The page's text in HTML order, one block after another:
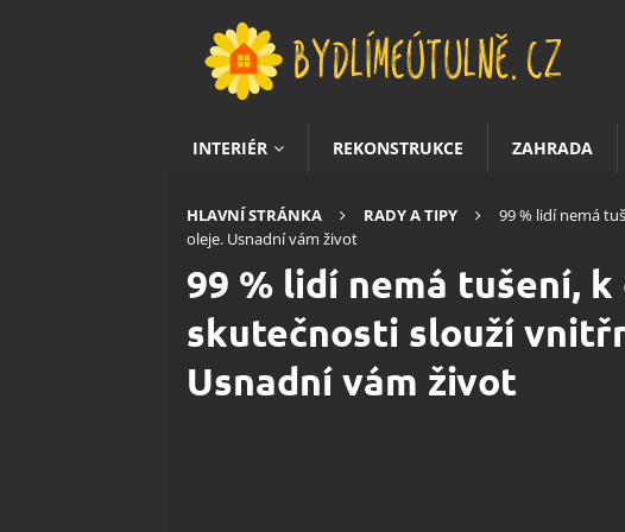
INTERIÉR REKONSTRUKCE ZAHRADA
HLAVNÍ STRÁNKA RADY A TIPY
99 % lidí nemá
oleje. Usnadní vám život
99 % lidí nemá tušení, k
skutečnosti slouží
Usnadní vám život